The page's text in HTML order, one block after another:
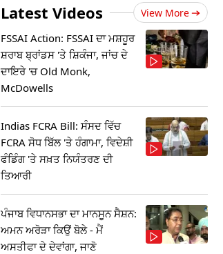
Latest Videos View More
FSSAI Action: FSSAI ਦਾ ਮਸ਼ਹੂਰ
ਸ਼ਰਾਬ ਬ੍ਰਾਂਡਸ 'ਤੇ ਸ਼ਿਕੰਜਾ, ਜਾਂਚ ਦੇ
ਦਾਇਰੇ 'ਚ Old Monk,
McDowells
Indias FCRA Bill: ਸੰਸਦ ਵਿੱਚ
FCRA ਸੋਧ ਬਿੱਲ 'ਤੇ ਹੰਗਾਮਾ, ਵਿਦੇਸ਼ੀ
ਫੰਡਿੰਗ 'ਤੇ ਸਖ਼ਤ ਨਿਯੰਤਰਣ ਦੀ
ਤਿਆਰੀ
ਪੰਜਾਬ ਵਿਧਾਨਸਭਾ ਦਾ ਮਾਨਸੂਨ ਸੈਸ਼ਨ:
ਅਮਨ ਅਰੋੜਾ ਕਿਉਂ ਬੋਲੇ - ਮੈਂ
ਅਸਤੀਫਾ ਦੇ ਦੇਵਾਂਗਾ, ਜਾਣੋ